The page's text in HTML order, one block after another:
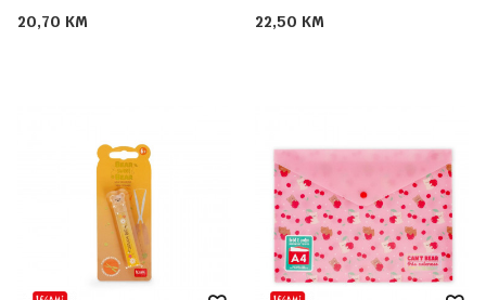
20,70 KM
22,50 KM